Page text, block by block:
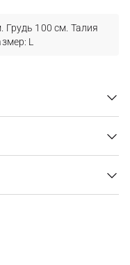
100 см. Талия
L